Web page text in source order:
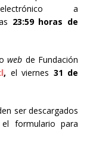
a
23:59 horas de
web de Fundación
, el viernes 31 de
ser descargados
formulario para